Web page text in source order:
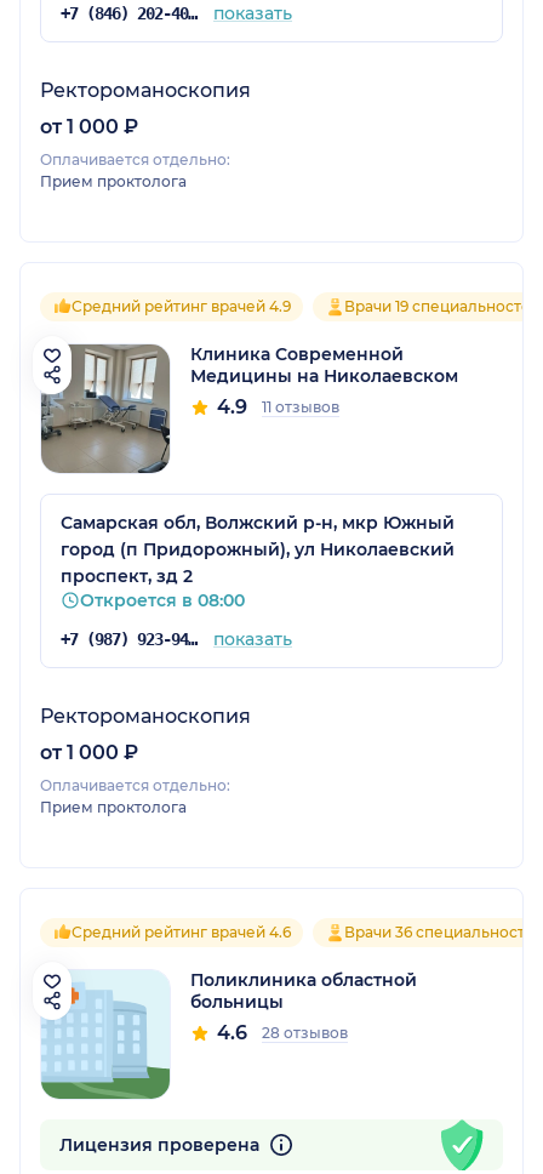
+7 (846) 202-40-03 показать
Ректороманоскопия
от 1 000 ₽
Оплачивается отдельно:
Прием проктолога
Средний рейтинг врачей 4.9 Врачи 19 специальностей
Клиника Современной
Медицины на Николаевском
4.9 11 отзывов
Самарская обл, Волжский р-н, мкр Южный
город (п Придорожный), ул Николаевский
проспект, зд 2
Откроется в 08:00
+7 (987) 923-94-66 показать
Ректороманоскопия
от 1 000 ₽
Оплачивается отдельно:
Прием проктолога
Средний рейтинг врачей 4.6 Врачи 36 специальностей
Поликлиника областной
больницы
4.6 28 отзывов
Лицензия проверена